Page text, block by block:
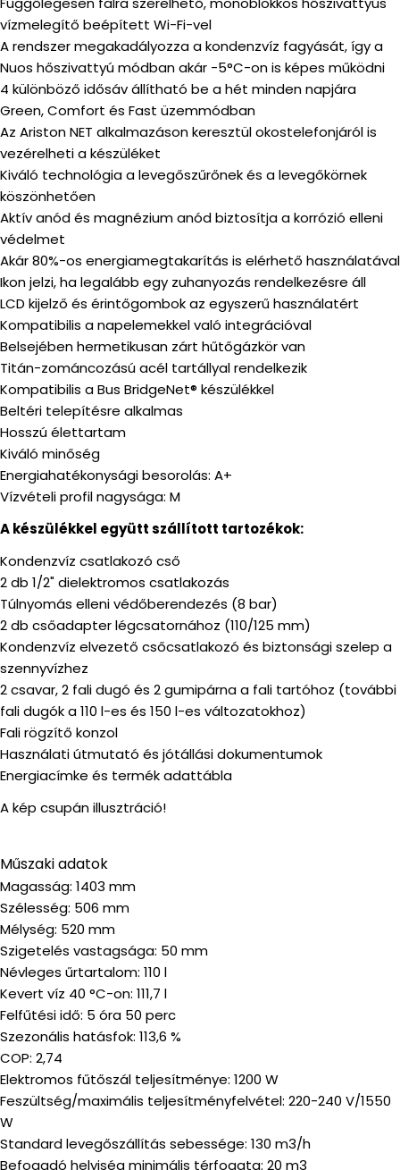
vízmelegítő beépített Wi-Fi-vel
A rendszer megakadályozza a kondenzvíz fagyását, így a
Nuos hőszivattyú módban akár -5°C-on is képes működni
4 különböző idősáv állítható be a hét minden napjára
Green, Comfort és Fast üzemmódban
Az Ariston NET alkalmazáson keresztül okostelefonjáról is
vezérelheti a készüléket
Kiváló technológia a levegőszűrőnek és a levegőkörnek
köszönhetően
Aktív anód és magnézium anód biztosítja a korrózió elleni
védelmet
Akár 80%-os energiamegtakarítás is elérhető használatával
Ikon jelzi, ha legalább egy zuhanyozás rendelkezésre áll
LCD kijelző és érintőgombok az egyszerű használatért
Kompatibilis a napelemekkel való integrációval
Belsejében hermetikusan zárt hűtőgázkör van
Titán-zománcozású acél tartállyal rendelkezik
Kompatibilis a Bus BridgeNet® készülékkel
Beltéri telepítésre alkalmas
Hosszú élettartam
Kiváló minőség
Energiahatékonysági besorolás: A+
Vízvételi profil nagysága: M
A készülékkel együtt szállított tartozékok:
Kondenzvíz csatlakozó cső
2 db 1/2" dielektromos csatlakozás
Túlnyomás elleni védőberendezés (8 bar)
2 db csőadapter légcsatornához (110/125 mm)
Kondenzvíz elvezető csőcsatlakozó és biztonsági szelep a
szennyvízhez
2 csavar, 2 fali dugó és 2 gumipárna a fali tartóhoz (további
fali dugók a 110 l-es és 150 l-es változatokhoz)
Fali rögzítő konzol
Használati útmutató és jótállási dokumentumok
Energiacímke és termék adattábla
A kép csupán illusztráció!
Műszaki adatok
Magasság: 1403 mm
Szélesség: 506 mm
Mélység: 520 mm
Szigetelés vastagsága: 50 mm
Névleges űrtartalom: 110 l
Kevert víz 40 °C-on: 111,7 l
Felfűtési idő: 5 óra 50 perc
Szezonális hatásfok: 113,6 %
COP: 2,74
Elektromos fűtőszál teljesítménye: 1200 W
Feszültség/maximális teljesítményfelvétel: 220-240 V/1550
W
Standard levegőszállítás sebessége: 130 m3/h
Befogadó helyiség minimális térfogata: 20 m3